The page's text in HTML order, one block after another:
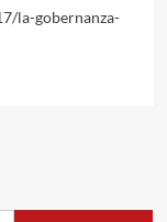
la-gobernanza-